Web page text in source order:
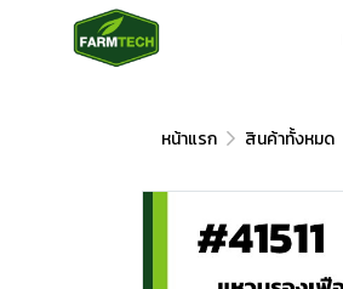
หน้าแรก สินค้าทั้งหมด